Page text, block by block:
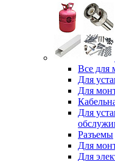
Все для
Для
Для
Для
Разъемы
Для
Для